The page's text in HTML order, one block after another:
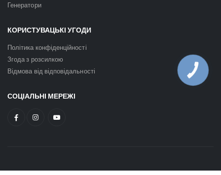
Генератори
КОРИСТУВАЦЬКІ УГОДИ
Політика конфіденційності
Згода з розсилкою
Відмова від відповідальності
СОЦІАЛЬНІ МЕРЕЖІ
КНОПКА
ЗВ'ЯЗКУ